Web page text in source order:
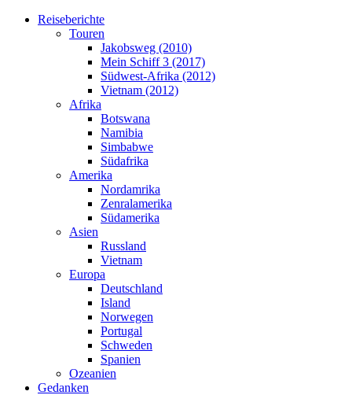
Reiseberichte
Touren
Jakobsweg (2010)
Mein Schiff 3 (2017)
Südwest-Afrika (2012)
Vietnam (2012)
Afrika
Botswana
Namibia
Simbabwe
Südafrika
Amerika
Nordamrika
Zenralamerika
Südamerika
Asien
Russland
Vietnam
Europa
Deutschland
Island
Norwegen
Portugal
Schweden
Spanien
Ozeanien
Gedanken